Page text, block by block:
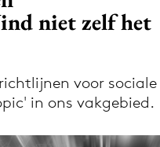
de Adformatie
niet zelf het
voor sociale
in ons vakgebied.